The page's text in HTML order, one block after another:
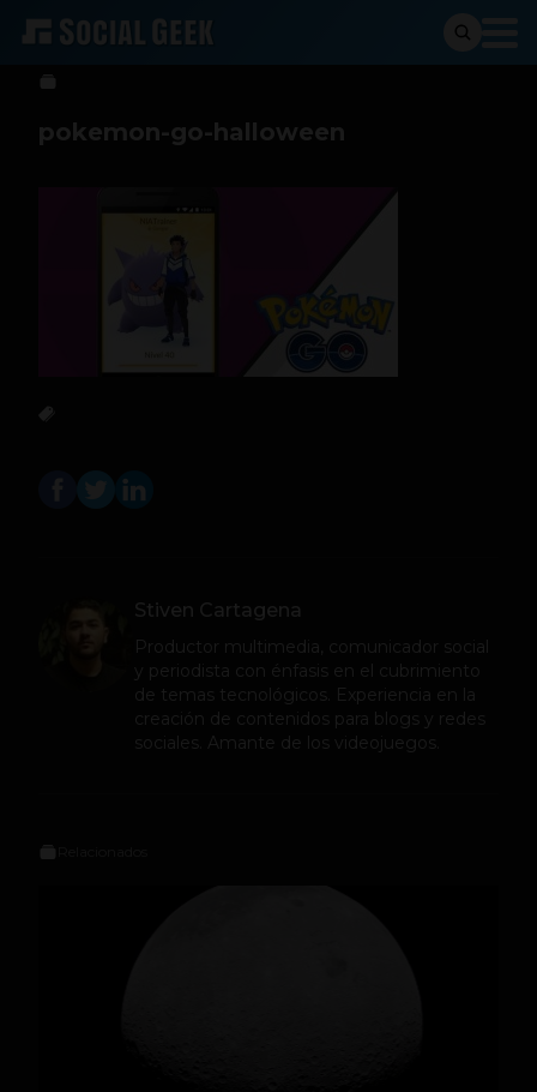
Stiven Cartagena 24 de octubre de 2016
pokemon-go-halloween
Stiven Cartagena
Productor multimedia, comunicador social
y periodista con énfasis en el cubrimiento
de temas tecnológicos. Experiencia en la
creación de contenidos para blogs y redes
sociales. Amante de los videojuegos.